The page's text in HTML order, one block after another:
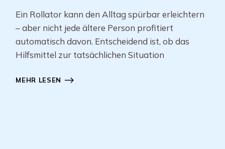
Ein Rollator kann den Alltag spürbar erleichtern
– aber nicht jede ältere Person profitiert
automatisch davon. Entscheidend ist, ob das
Hilfsmittel zur tatsächlichen Situation
MEHR LESEN